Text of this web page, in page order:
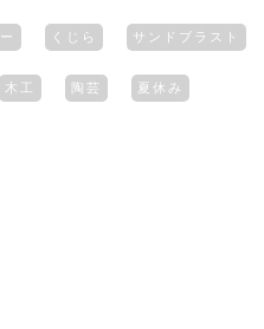
くじら サンドブラスト
木工 陶芸 夏休み